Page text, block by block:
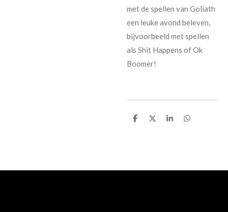
met de spellen van Goliath
een leuke avond beleven,
bijvoorbeeld met spellen
als Shit Happens of Ok
Boomer!
D
D
S
D